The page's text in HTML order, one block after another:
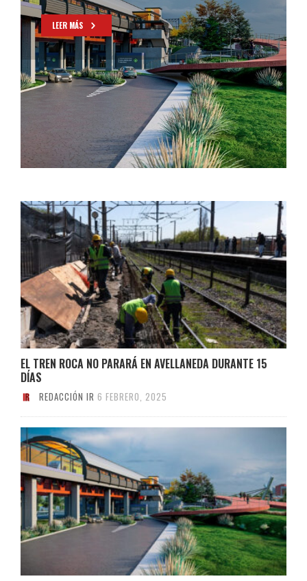
LEER MÁS
EL TREN ROCA NO PARARÁ EN AVELLANEDA DURANTE 15
DÍAS
REDACCIÓN IR 6 FEBRERO, 2025